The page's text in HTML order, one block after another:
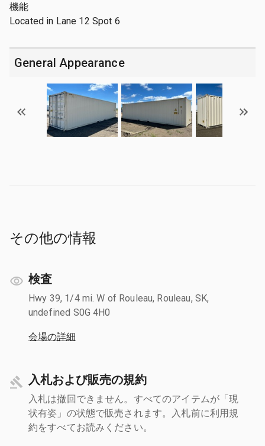
機能
Located in Lane 12 Spot 6
General Appearance
その他の情報
検査
Hwy 39, 1/4 mi. W of Rouleau, Rouleau, SK,
undefined S0G 4H0
会場の詳細
入札および販売の規約
入札は撤回できません。すべてのアイテムが「現
状有姿」の状態で販売されます。入札前に利用規
約をすべてお読みください。